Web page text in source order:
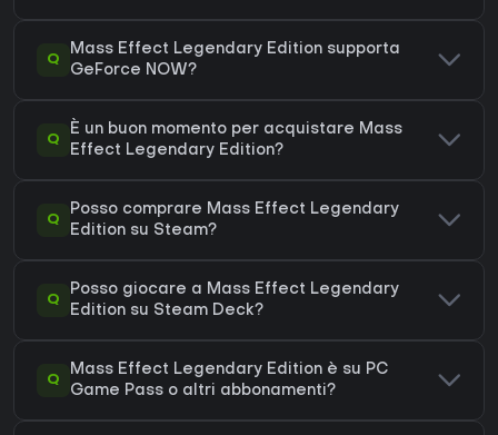
Q
Mass Effect Legendary Edition supporta
GeForce NOW?
Q
È un buon momento per acquistare Mass
Effect Legendary Edition?
Q
Posso comprare Mass Effect Legendary
Edition su Steam?
Q
Posso giocare a Mass Effect Legendary
Edition su Steam Deck?
Q
Mass Effect Legendary Edition è su PC
Game Pass o altri abbonamenti?